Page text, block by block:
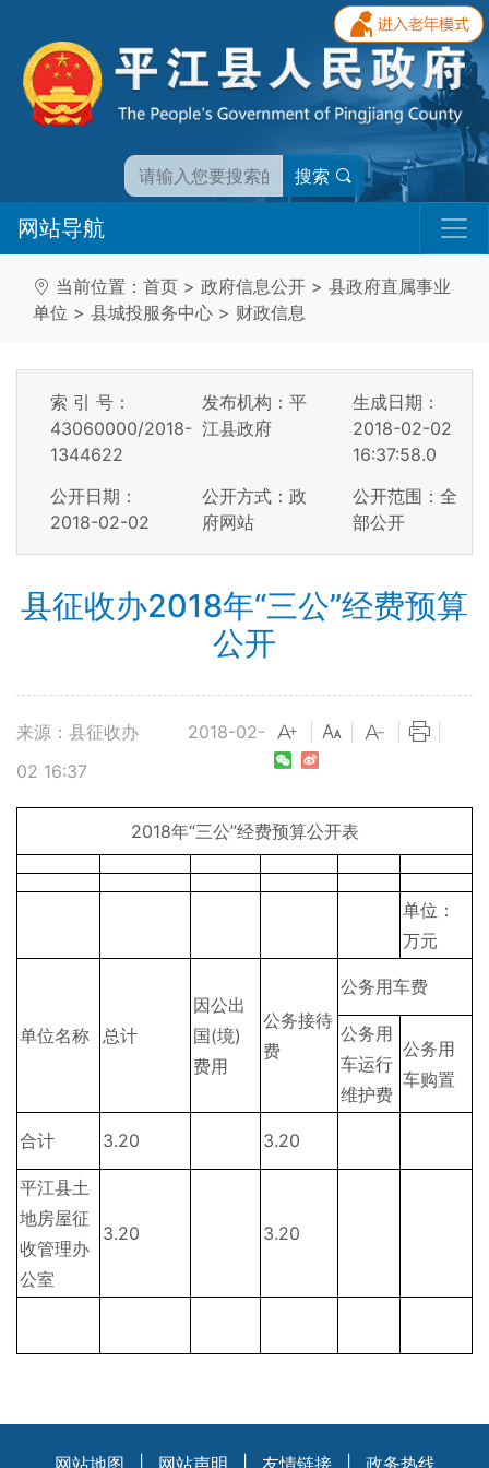
搜索
网站导航
当前位置： 首页 > 政府信息公开 > 县政府直属事业
单位 > 县城投服务中心 > 财政信息
索 引 号：
43060000/2018-
1344622
发布机构：平
江县政府
生成日期：
2018-02-02
16:37:58.0
公开日期：
2018-02-02
公开方式：政
府网站
公开范围：全
部公开
县征收办2018年“三公”经费预算
公开
来源：县征收办
2018-02-
02 16:37
2018年“三公”经费预算公开表
单位：
万元
单位名称 总计
因公出
国(境)
费用
公务接待
费
公务用车费
公务用
车运行
维护费
公务用
车购置
合计 3.20 3.20
平江县土
地房屋征
收管理办
公室
3.20 3.20
网站地图 网站声明 友情链接 政务热线